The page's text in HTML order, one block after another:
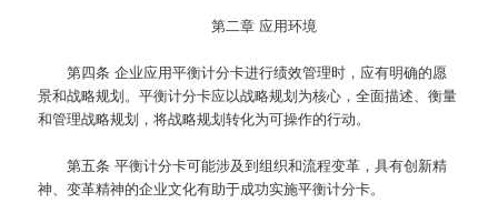
第二章 应用环境
第四条 企业应用平衡计分卡进行绩效管理时，应有明确的愿
景和战略规划。平衡计分卡应以战略规划为核心，全面描述、衡量
和管理战略规划，将战略规划转化为可操作的行动。
第五条 平衡计分卡可能涉及到组织和流程变革，具有创新精
神、变革精神的企业文化有助于成功实施平衡计分卡。